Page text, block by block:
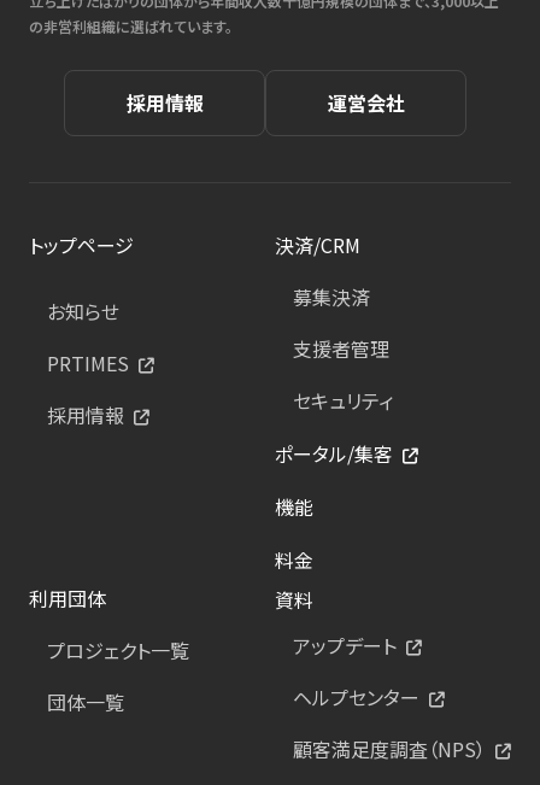
の非営利組織に選ばれています。
採用情報 運営会社
トップページ
お知らせ
PRTIMES
採用情報
決済/CRM
募集決済
支援者管理
セキュリティ
ポータル/集客
機能
料金
利用団体
プロジェクト一覧
団体一覧
資料
アップデート
ヘルプセンター
顧客満足度調査（NPS）